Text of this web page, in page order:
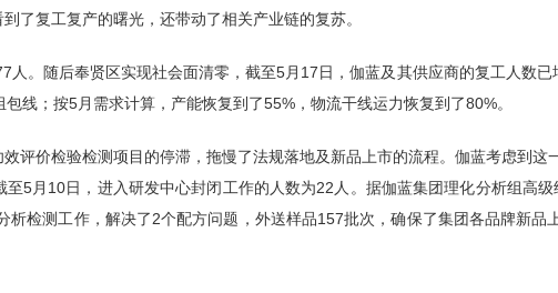
了复工复产的曙光，还带动了相关产业链的复苏。
。随后奉贤区实现社会面清零，截至5月17日，伽蓝及其供应商的复工人数已
线；按5月需求计算，产能恢复到了55%，物流干线运力恢复到了80%。
评价检验检测项目的停滞，拖慢了法规落地及新品上市的流程。伽蓝考虑到这
5月10日，进入研发中心封闭工作的人数为22人。据伽蓝集团理化分析组高
析检测工作，解决了2个配方问题，外送样品157批次，确保了集团各品牌新品